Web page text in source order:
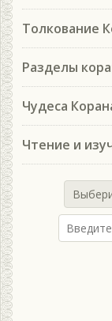
Толкование
Разделы
Чудеса
Чтение и